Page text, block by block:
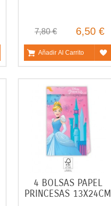
7,80 € 6,50 €
Añadir Al Carrito
4 BOLSAS PAPEL
PRINCESAS 13X24CM